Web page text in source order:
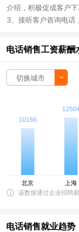
介绍，积极促成客户
3、接听客户咨询电话
电话销售工资薪
切换城市
该数据通过企业招聘
电话销售就业趋势